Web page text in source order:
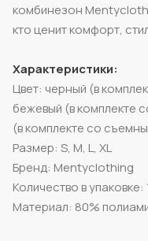
комбинезон
кто ценит комфорт,
Характеристики:
Цвет: черный (в
бежевый (в комплекте
(в комплекте со
Размер: S, M, L, XL
Бренд: Mentyclothing
Количество в упаковке:
Материал: 80%